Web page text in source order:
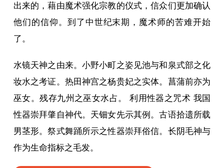
出来的，藉由魔术强化宗教的仪式，信众们更加确认
他们的信仰。到了中世纪末期，魔术师的苦难开始
了。
水镜天神之由来。小野小町之姿见池与和泉式部之化
妆水之考证。热田神宫之杨贵妃之实体。菖蒲前亦为
巫女。残存九州之巫女水占。 利用性器之咒术 我国
性器崇拜肇自神代。天钿女先示其例。古语拾遗所载
男茎形。祭式舞踊所示之性器崇拜俗信。长阴毛神与
作为生命指标之毛发。